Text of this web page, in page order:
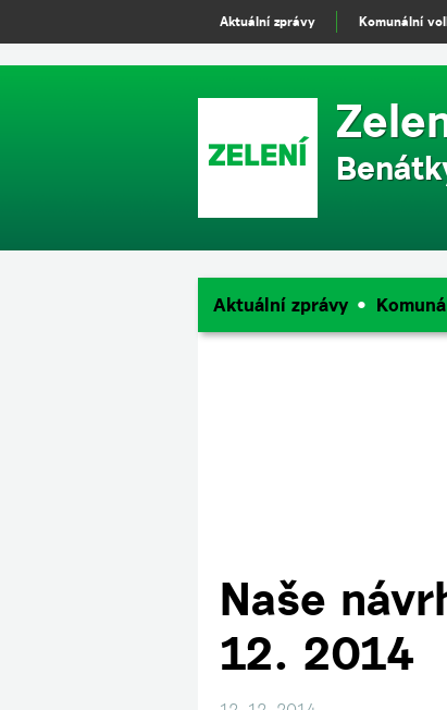
Aktuální zprávy
Naše
12. 2014
Aktuální zprávy Komunální